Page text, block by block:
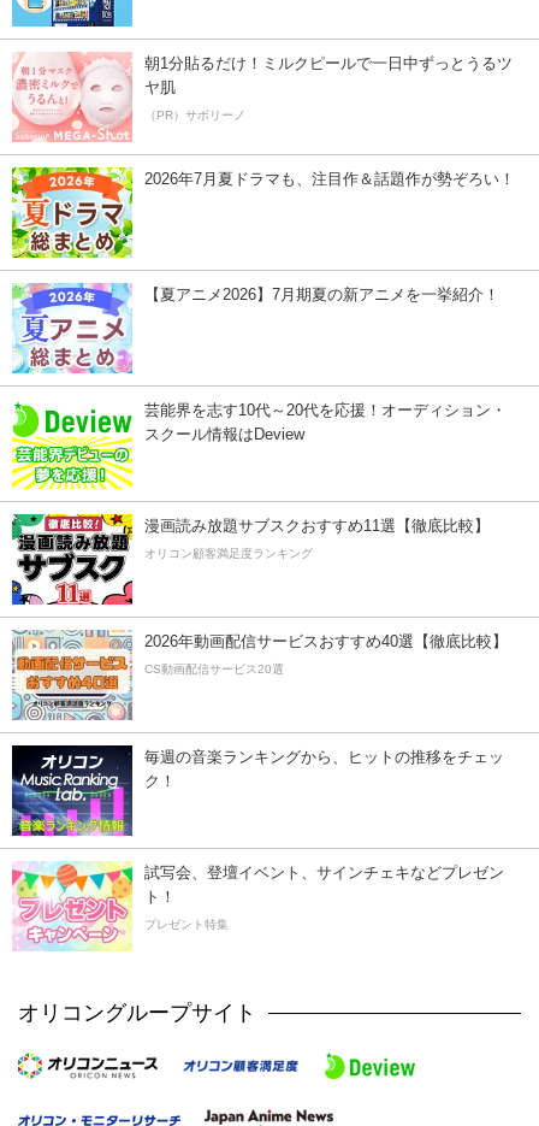
朝1分貼るだけ！ミルクピールで一日中ずっとうるツ
ヤ肌
（PR）サボリーノ
2026年7月夏ドラマも、注目作＆話題作が勢ぞろい！
【夏アニメ2026】7月期夏の新アニメを一挙紹介！
芸能界を志す10代～20代を応援！オーディション・
スクール情報はDeview
漫画読み放題サブスクおすすめ11選【徹底比較】
オリコン顧客満足度ランキング
2026年動画配信サービスおすすめ40選【徹底比較】
CS動画配信サービス20選
毎週の音楽ランキングから、ヒットの推移をチェッ
ク！
試写会、登壇イベント、サインチェキなどプレゼン
ト！
プレゼント特集
オリコングループサイト